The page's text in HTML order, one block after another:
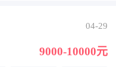
04-29
9000-10000元